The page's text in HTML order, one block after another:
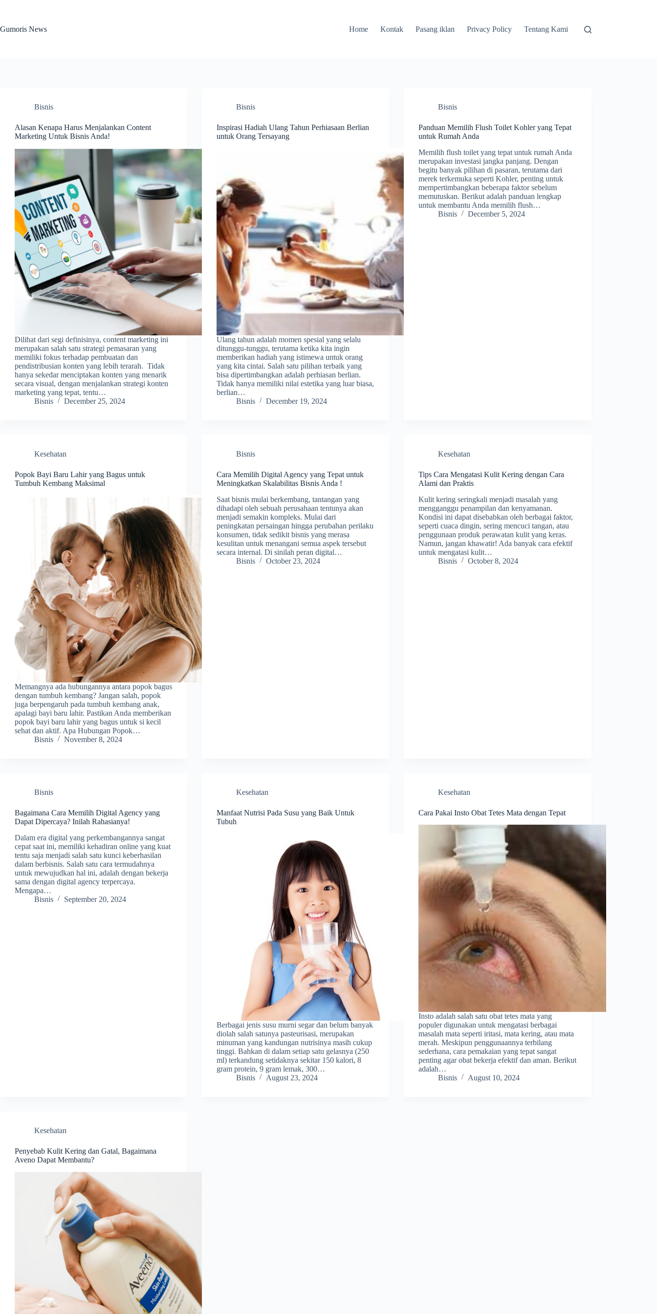
Gumoris News
Home Kontak Pasang iklan Privacy Policy Tentang Kami
Bisnis
Alasan Kenapa Harus Menjalankan Content
Marketing Untuk Bisnis Anda!
Dilihat dari segi definisinya, content marketing ini
merupakan salah satu strategi pemasaran yang
memiliki fokus terhadap pembuatan dan
pendistribusian konten yang lebih terarah. Tidak
hanya sekedar menciptakan konten yang menarik
secara visual, dengan menjalankan strategi konten
marketing yang tepat, tentu…
Bisnis
December 25, 2024
Bisnis
Inspirasi Hadiah Ulang Tahun Perhiasaan Berlian
untuk Orang Tersayang
Ulang tahun adalah momen spesial yang selalu
ditunggu-tunggu, terutama ketika kita ingin
memberikan hadiah yang istimewa untuk orang
yang kita cintai. Salah satu pilihan terbaik yang
bisa dipertimbangkan adalah perhiasan berlian.
Tidak hanya memiliki nilai estetika yang luar biasa,
berlian…
Bisnis
December 19, 2024
Bisnis
Panduan Memilih Flush Toilet Kohler yang Tepat
untuk Rumah Anda
Memilih flush toilet yang tepat untuk rumah Anda
merupakan investasi jangka panjang. Dengan
begitu banyak pilihan di pasaran, terutama dari
merek terkemuka seperti Kohler, penting untuk
mempertimbangkan beberapa faktor sebelum
memutuskan. Berikut adalah panduan lengkap
untuk membantu Anda memilih flush…
Bisnis
December 5, 2024
Kesehatan
Popok Bayi Baru Lahir yang Bagus untuk
Tumbuh Kembang Maksimal
Memangnya ada hubungannya antara popok bagus
dengan tumbuh kembang? Jangan salah, popok
juga berpengaruh pada tumbuh kembang anak,
apalagi bayi baru lahir. Pastikan Anda memberikan
popok bayi baru lahir yang bagus untuk si kecil
sehat dan aktif. Apa Hubungan Popok…
Bisnis
November 8, 2024
Bisnis
Cara Memilih Digital Agency yang Tepat untuk
Meningkatkan Skalabilitas Bisnis Anda !
Saat bisnis mulai berkembang, tantangan yang
dihadapi oleh sebuah perusahaan tentunya akan
menjadi semakin kompleks. Mulai dari
peningkatan persaingan hingga perubahan perilaku
konsumen, tidak sedikit bisnis yang merasa
kesulitan untuk menangani semua aspek tersebut
secara internal. Di sinilah peran digital…
Bisnis
October 23, 2024
Kesehatan
Tips Cara Mengatasi Kulit Kering dengan Cara
Alami dan Praktis
Kulit kering seringkali menjadi masalah yang
mengganggu penampilan dan kenyamanan.
Kondisi ini dapat disebabkan oleh berbagai faktor,
seperti cuaca dingin, sering mencuci tangan, atau
penggunaan produk perawatan kulit yang keras.
Namun, jangan khawatir! Ada banyak cara efektif
untuk mengatasi kulit…
Bisnis
October 8, 2024
Bisnis
Bagaimana Cara Memilih Digital Agency yang
Dapat Dipercaya? Inilah Rahasianya!
Dalam era digital yang perkembangannya sangat
cepat saat ini, memiliki kehadiran online yang kuat
tentu saja menjadi salah satu kunci keberhasilan
dalam berbisnis. Salah satu cara termudahnya
untuk mewujudkan hal ini, adalah dengan bekerja
sama dengan digital agency terpercaya.
Mengapa…
Bisnis
September 20, 2024
Kesehatan
Manfaat Nutrisi Pada Susu yang Baik Untuk
Tubuh
Berbagai jenis susu murni segar dan belum banyak
diolah salah satunya pasteurisasi, merupakan
minuman yang kandungan nutrisinya masih cukup
tinggi. Bahkan di dalam setiap satu gelasnya (250
ml) terkandung setidaknya sekitar 150 kalori, 8
gram protein, 9 gram lemak, 300…
Bisnis
August 23, 2024
Kesehatan
Cara Pakai Insto Obat Tetes Mata dengan Tepat
Insto adalah salah satu obat tetes mata yang
populer digunakan untuk mengatasi berbagai
masalah mata seperti iritasi, mata kering, atau mata
merah. Meskipun penggunaannya terbilang
sederhana, cara pemakaian yang tepat sangat
penting agar obat bekerja efektif dan aman. Berikut
adalah…
Bisnis
August 10, 2024
Kesehatan
Penyebab Kulit Kering dan Gatal, Bagaimana
Aveno Dapat Membantu?